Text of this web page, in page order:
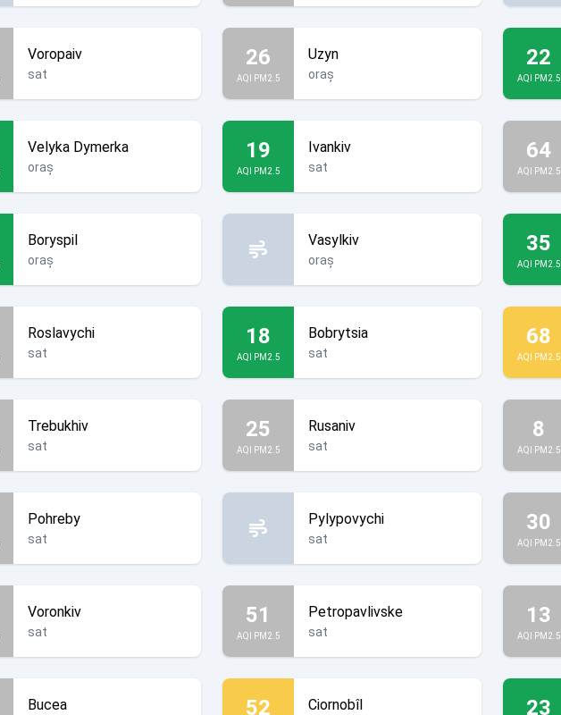
Voropaiv
sat
26
AQI PM2.5
Uzyn
oraș
22
AQI PM2.5
Velyka Dymerka
oraș
19
AQI PM2.5
Ivankiv
sat
64
AQI PM2.5
Boryspil
oraș
Vasylkiv
oraș
35
AQI PM2.5
Roslavychi
sat
18
AQI PM2.5
Bobrytsia
sat
68
AQI PM2.5
Trebukhiv
sat
25
AQI PM2.5
Rusaniv
sat
8
AQI PM2.5
Pohreby
sat
Pylypovychi
sat
30
AQI PM2.5
Voronkiv
sat
51
AQI PM2.5
Petropavlivske
sat
13
AQI PM2.5
Bucea 52 Ciornobîl 23